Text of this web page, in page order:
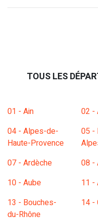
TOUS LES
01 - Ain 02 -
04 - Alpes-de-
Haute-Provence
05 -
07 - Ardèche
08 -
10 - Aube
11 -
13 - Bouches-
du-Rhône
14 -